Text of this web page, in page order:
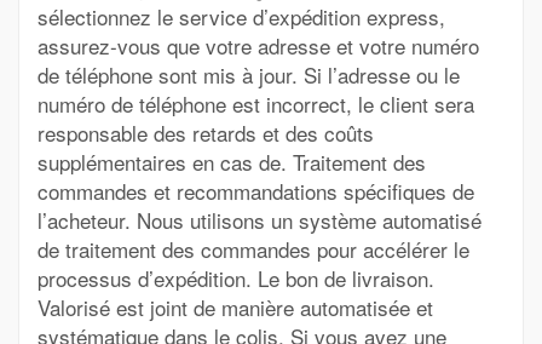
sélectionnez le service d’expédition express,
assurez-vous que votre adresse et votre numéro
de téléphone sont mis à jour. Si l’adresse ou le
numéro de téléphone est incorrect, le client sera
responsable des retards et des coûts
supplémentaires en cas de. Traitement des
commandes et recommandations spécifiques de
l’acheteur. Nous utilisons un système automatisé
de traitement des commandes pour accélérer le
processus d’expédition. Le bon de livraison.
Valorisé est joint de manière automatisée et
systématique dans le colis. Si vous avez une